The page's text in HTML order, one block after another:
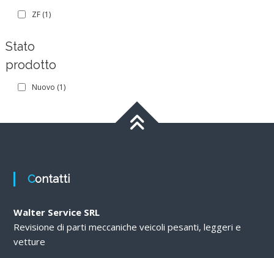
ZF (1)
Stato
prodotto
Nuovo (1)
Contatti
Walter Service SRL
Revisione di parti meccaniche veicoli pesanti, leggeri e
vetture